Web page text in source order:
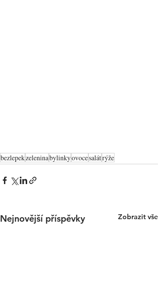
bezlepekzeleninabylinkyovocesalátrýže
Nejnovější příspěvky Zobrazit vše